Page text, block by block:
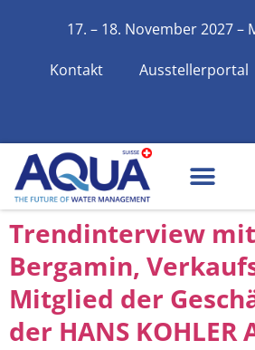
17. – 18. November 2027 –
Kontakt Ausstellerportal
Trendinterview mit
Bergamin,
Mitglied der
der HANS KOHLER